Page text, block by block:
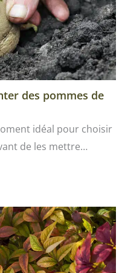
des pommes de
idéal pour choisir
de les mettre…